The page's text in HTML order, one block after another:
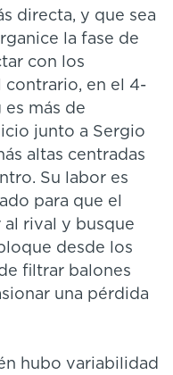
directa, y que sea
la fase de
con los
contrario, en el 4-
es más de
junto a Sergio
altas centradas
Su labor es
para que el
rival y busque
desde los
filtrar balones
una pérdida
hubo variabilidad